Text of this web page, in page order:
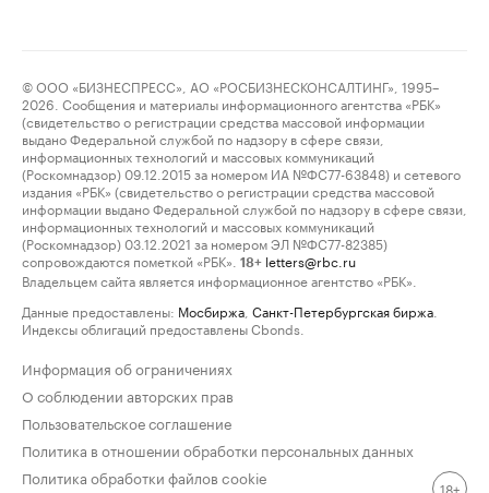
© ООО «БИЗНЕСПРЕСС», АО «РОСБИЗНЕСКОНСАЛТИНГ», 1995–
2026. Сообщения и материалы информационного агентства «РБК»
(свидетельство о регистрации средства массовой информации
выдано Федеральной службой по надзору в сфере связи,
информационных технологий и массовых коммуникаций
(Роскомнадзор) 09.12.2015 за номером ИА №ФС77-63848) и сетевого
издания «РБК» (свидетельство о регистрации средства массовой
информации выдано Федеральной службой по надзору в сфере связи,
информационных технологий и массовых коммуникаций
(Роскомнадзор) 03.12.2021 за номером ЭЛ №ФС77-82385)
сопровождаются пометкой «РБК».
18+ letters@rbc.ru
Владельцем сайта является информационное агентство «РБК».
Данные предоставлены: Мосбиржа Санкт-Петербургская биржа
Индексы облигаций предоставлены Cbonds.
Информация об ограничениях
О соблюдении авторских прав
Пользовательское соглашение
Политика в отношении обработки персональных данных
Политика обработки файлов cookie
18+